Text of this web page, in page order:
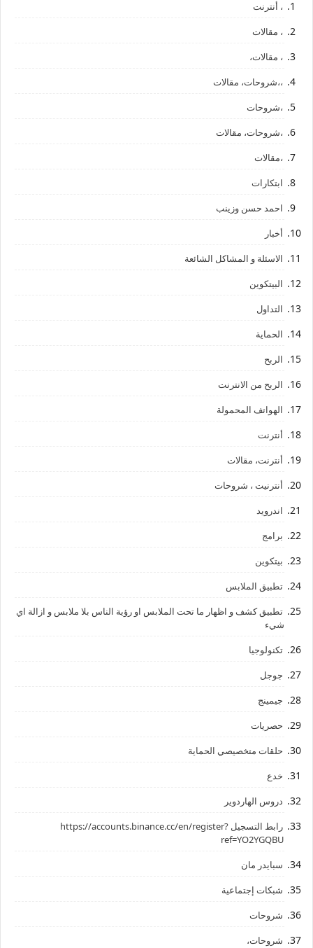
، أنترنت
، مقالات
، مقالات،
،،شروحات، مقالات
،شروحات
،شروحات، مقالات
،مقالات
ابتكارات
احمد حسن وزينب
أخبار
الاسئلة و المشاكل الشائعة
البيتكوين
التداول
الحماية
الربح
الربح من الانترنت
الهواتف المحمولة
أنترنت
أنترنت، مقالات
أنترنيت ، شروحات
اندرويد
برامج
بيتكوين
تطبيق الملابس
تطبيق كشف و اظهار ما تحت الملابس او رؤية الناس بلا ملابس و ازالة اي
شيء
تكنولوجيا
جوجل
جيمينج
حصريات
حلقات متخصيصي الحماية
خدع
دروس الهاردوير
رابط ‏التسجيل ‏https://accounts.binance.cc/en/register?
ref=YO2YGQBU ‏
سبايدر مان
شبكات إجتماعية
شروحات
شروحات،